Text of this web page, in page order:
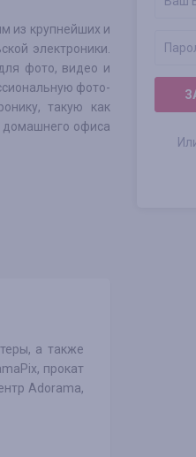
из крупнейших и
электроники.
фото, видео и
фото-
такую ​​как
офиса
а также
прокат
Adorama,